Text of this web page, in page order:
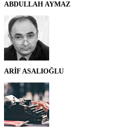
ABDULLAH AYMAZ
ARİF ASALIOĞLU